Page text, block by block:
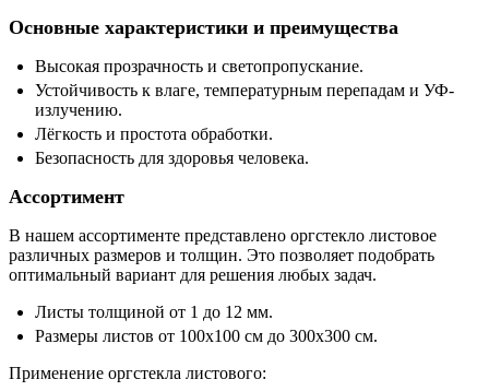
Основные характеристики и преимущества
Высокая прозрачность и светопропускание.
Устойчивость к влаге, температурным перепадам и УФ-
излучению.
Лёгкость и простота обработки.
Безопасность для здоровья человека.
Ассортимент
В нашем ассортименте представлено оргстекло листовое
различных размеров и толщин. Это позволяет подобрать
оптимальный вариант для решения любых задач.
Листы толщиной от 1 до 12 мм.
Размеры листов от 100х100 см до 300х300 см.
Применение оргстекла листового: